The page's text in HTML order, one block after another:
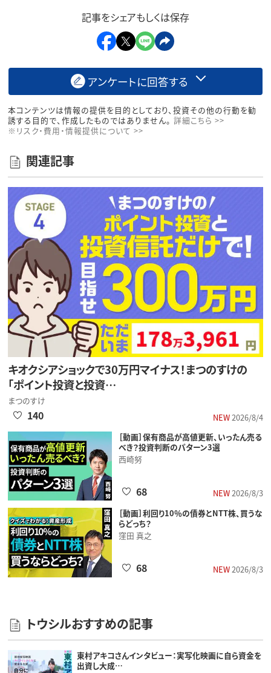
記事をシェアもしくは保存
アンケートに回答する
本コンテンツは情報の提供を目的としており、投資その他の行動を勧
誘する目的で、作成したものではありません。 詳細こちら >>
※リスク・費用・情報提供について >>
関連記事
キオクシアショックで30万円マイナス！まつのすけの
「ポイント投資と投資…
まつのすけ
NEW2026/8/4
140
［動画］保有商品が高値更新、いったん売る
べき？投資判断のパターン3選
西崎努
NEW2026/8/3
68
［動画］利回り10％の債券とNTT株、買うな
らどっち？
窪田 真之
NEW2026/8/3
68
トウシルおすすめの記事
東村アキコさんインタビュー：実写化映画に自ら資金を
出資し大成…